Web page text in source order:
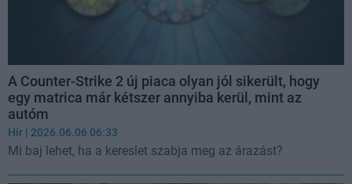
A Counter-Strike 2 új piaca olyan jól sikerült, hogy
egy matrica már kétszer annyiba kerül, mint az
autóm
Hír | 2026.06.06 06:33
Mi baj lehet, ha a kereslet szabja meg az árazást?